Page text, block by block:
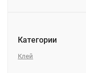
Категории
Клей